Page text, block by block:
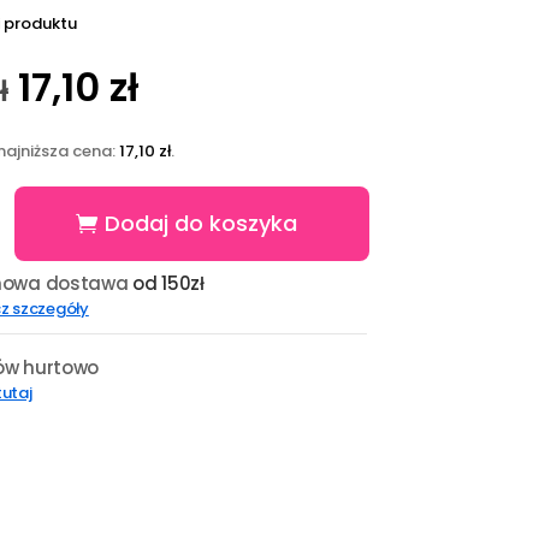
produktu
Pierwotna
cena
wynosiła:
23,78 zł.
17,10 złAktualna
wynosi:
17,10 zł.
cena:17,10 zł.
Dodaj do koszyka
dostawa od 150zł
szczegóły
hurtowo